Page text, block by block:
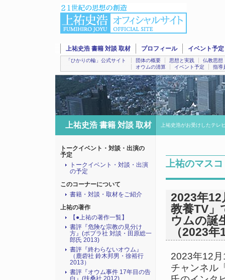
上祐史浩 書籍 対談 取材 プロフィール イベント予定
「ひかりの輪」公式サイト 団体の概要 思想と実践
仏教思想
オウムの清算
イベント予定 指導
上祐史浩 書籍 対談 取材 上祐史浩がお受けしたテレ
上祐のマス
2023年
教養TV」
ウムの誕
（2023
2023年12
チャンネル
トークイベント・対談・出演の
予定
トークイベント・対談・出演
の予定
このコーナーについて
書籍・対談・取材をご紹介
上祐の著作
【●上祐の著作一覧】
書評『危険な宗教の見分け
方』(ポプラ社 対談・田原総一
郎氏 2013)
書評『終わらないオウム』
（鹿砦社 鈴木邦男・徐裕行
2013）
書評『オウム事件 17年目の告